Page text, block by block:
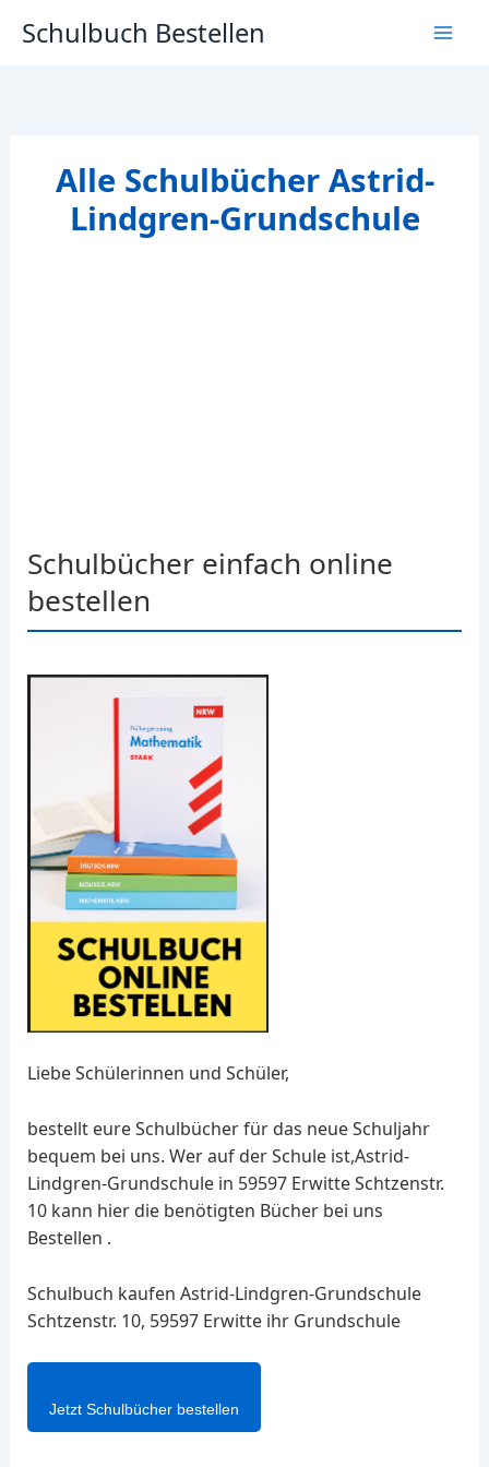
InhaltSchulbuch Bestellen
Alle Schulbücher Astrid-
Lindgren-Grundschule
Schulbücher einfach online
bestellen
Liebe Schülerinnen und Schüler,
bestellt eure Schulbücher für das neue Schuljahr
bequem bei uns. Wer auf der Schule ist,Astrid-
Lindgren-Grundschule in 59597 Erwitte Schtzenstr.
10 kann hier die benötigten Bücher bei uns
Bestellen .
Schulbuch kaufen Astrid-Lindgren-Grundschule
Schtzenstr. 10, 59597 Erwitte ihr Grundschule
Jetzt Schulbücher bestellen